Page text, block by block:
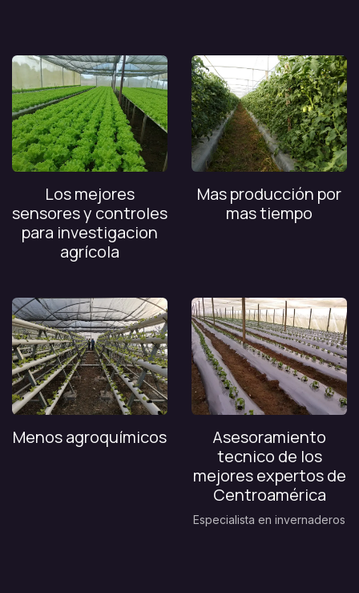
Los mejores
sensores y controles
para investigacion
agrícola
Mas producción por
mas tiempo
Menos agroquímicos
Asesoramiento
tecnico de los
mejores expertos de
Centroamérica
Especialista en invernaderos